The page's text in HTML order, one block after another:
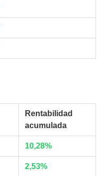
Rentabilidad
acumulada
10,28%
2,53%